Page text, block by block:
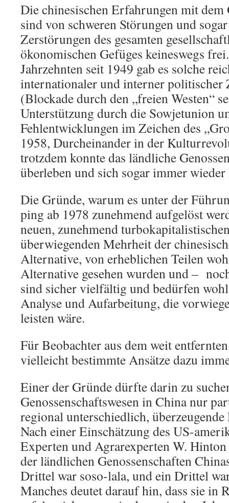
Die chinesischen Erfahrungen mit dem
sind von schweren Störungen und
Zerstörungen des gesamten
ökonomischen Gefüges keineswegs
Jahrzehnten seit 1949 gab es solche
internationaler und interner politischer
(Blockade durch den „freien Westen“
Unterstützung durch die Sowjetunion
Fehlentwicklungen im Zeichen des
1958, Durcheinander in der
trotzdem konnte das ländliche
überleben und sich sogar immer
Die Gründe, warum es unter der
ping ab 1978 zunehmend aufgelöst
neuen, zunehmend
überwiegenden Mehrheit der
Alternative, von erheblichen Teilen
Alternative gesehen wurden und –
sind sicher vielfältig und bedürfen
Analyse und Aufarbeitung, die
leisten wäre.
Für Beobachter aus dem weit
vielleicht bestimmte Ansätze dazu
Einer der Gründe dürfte darin zu
Genossenschaftswesen in China nur
regional unterschiedlich,
Nach einer Einschätzung des US-
Experten und Agrarexperten W.
der ländlichen Genossenschaften
Drittel war soso-lala, und ein Drittel
Manches deutet darauf hin, dass sie in